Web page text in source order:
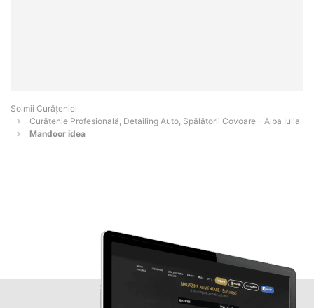
Șoimii Curățeniei
Curățenie Profesională, Detailing Auto, Spălătorii Covoare - Alba Iulia
Mandoor idea